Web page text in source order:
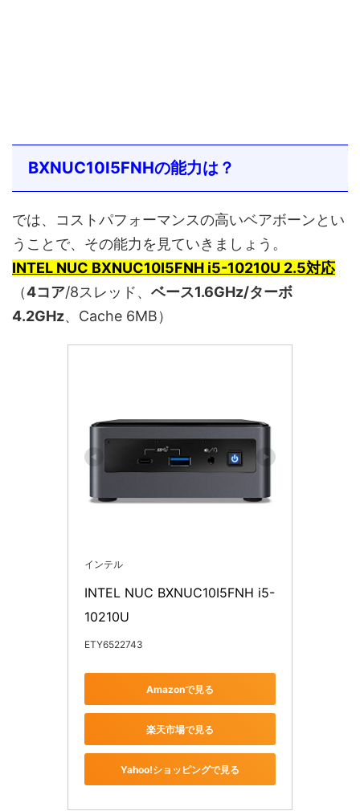
BXNUC10I5FNHの能力は？
では、コストパフォーマンスの高いベアボーンとい
うことで、その能力を見ていきましょう。
INTEL NUC BXNUC10I5FNH i5-10210U 2.5対応
（4コア/8スレッド、 ベース1.6GHz/ターボ
4.2GHz、Cache 6MB）
インテル
INTEL NUC BXNUC10I5FNH i5-
ETY6522743
Amazonで見る
楽天市場で見る
Yahoo!ショッピングで見る